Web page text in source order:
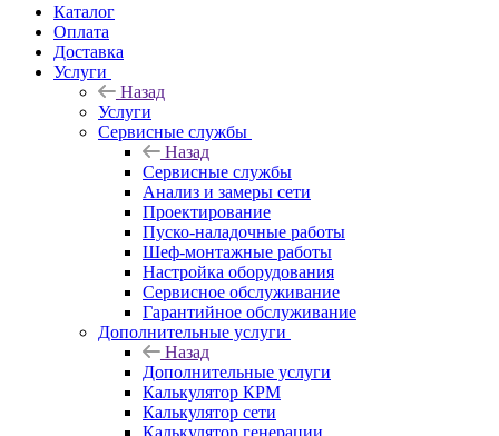
Каталог
Оплата
Доставка
Услуги
Назад
Услуги
Сервисные службы
Назад
Сервисные службы
Анализ и замеры сети
Проектирование
Пуско-наладочные работы
Шеф-монтажные работы
Настройка оборудования
Сервисное обслуживание
Гарантийное обслуживание
Дополнительные услуги
Назад
Дополнительные услуги
Калькулятор КРМ
Калькулятор сети
Калькулятор генерации